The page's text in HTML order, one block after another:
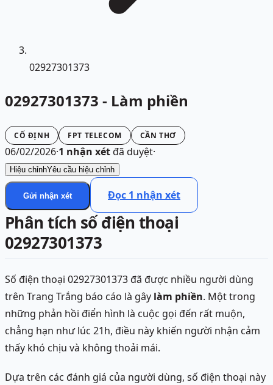
02927301373
02927301373 - Làm phiền
CỐ ĐỊNH FPT TELECOM CẦN THƠ
06/02/2026·1 nhận xétđã duyệt·
Hiệu chỉnhYêu cầu hiệu chỉnh
Gửi nhận xét Đọc 1 nhận xét
Phân tích số điện thoại
02927301373
Số điện thoại 02927301373 đã được nhiều người dùng
trên Trang Trắng báo cáo là gây làm phiền. Một trong
những phản hồi điển hình là cuộc gọi đến rất muộn,
chẳng hạn như lúc 21h, điều này khiến người nhận cảm
thấy khó chịu và không thoải mái.
Dựa trên các đánh giá của người dùng, số điện thoại này